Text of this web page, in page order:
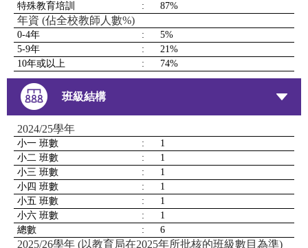
特殊教育培訓
: 87%
年資 (佔全校教師人數%)
0-4年 :
5%
5-9年
:
21%
10年或以上
: 74%
班級結構
2024/25學年
小一 班數 :
1
小二 班數
:
1
小三 班數
:
1
小四 班數
:
1
小五 班數
:
1
小六 班數
:
1
總數
: 6
2025/26學年 (以教育局在2025年所批核的班級數目為準)